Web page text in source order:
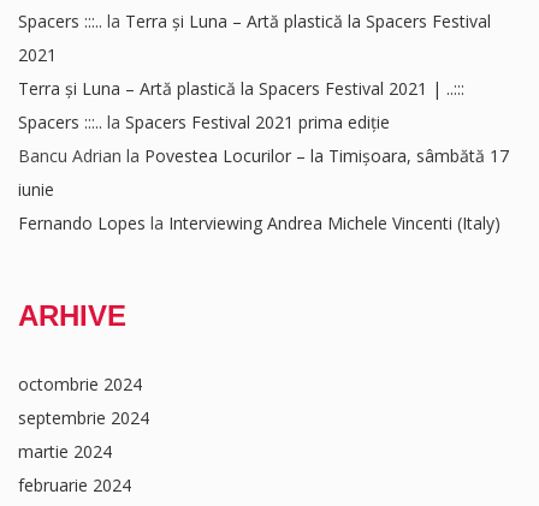
Spacers :::.. la Terra și Luna – Artă plastică la Spacers Festival
2021
Terra și Luna – Artă plastică la Spacers Festival 2021 | ..:::
Spacers :::.. la Spacers Festival 2021 prima ediție
Bancu Adrian la Povestea Locurilor – la Timișoara, sâmbătă 17
iunie
Fernando Lopes la Interviewing Andrea Michele Vincenti (Italy)
ARHIVE
octombrie 2024
septembrie 2024
martie 2024
februarie 2024